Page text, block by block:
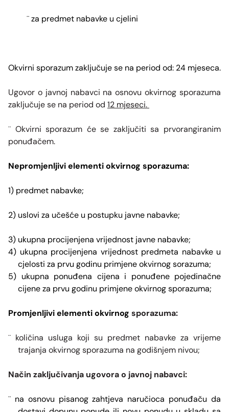
¨ za predmet nabavke u cjelini
Okvirni sporazum zaključuje se na period od: 24 mjeseca.
Ugovor o javnoj nabavci na osnovu okvirnog sporazuma
zaključuje se na period od 12 mjeseci.
¨ Okvirni sporazum će se zaključiti sa prvorangiranim
ponuđačem.
Nepromjenljivi elementi okvirnog sporazuma:
1) predmet nabavke;
2) uslovi za učešće u postupku javne nabavke;
3) ukupna procijenjena vrijednost javne nabavke;
4) ukupna procijenjena vrijednost predmeta nabavke u
cjelosti za prvu godinu primjene okvirnog sorazuma;
5) ukupna ponuđena cijena i ponuđene pojedinačne
cijene za prvu godinu primjene okvirnog sporazuma;
Promjenljivi elementi okvirnog sporazuma:
¨ količina usluga koji su predmet nabavke za vrijeme
trajanja okvirnog sporazuma na godišnjem nivou;
Način zaključivanja ugovora o javnoj nabavci:
¨ na osnovu pisanog zahtjeva naručioca ponuđaču da